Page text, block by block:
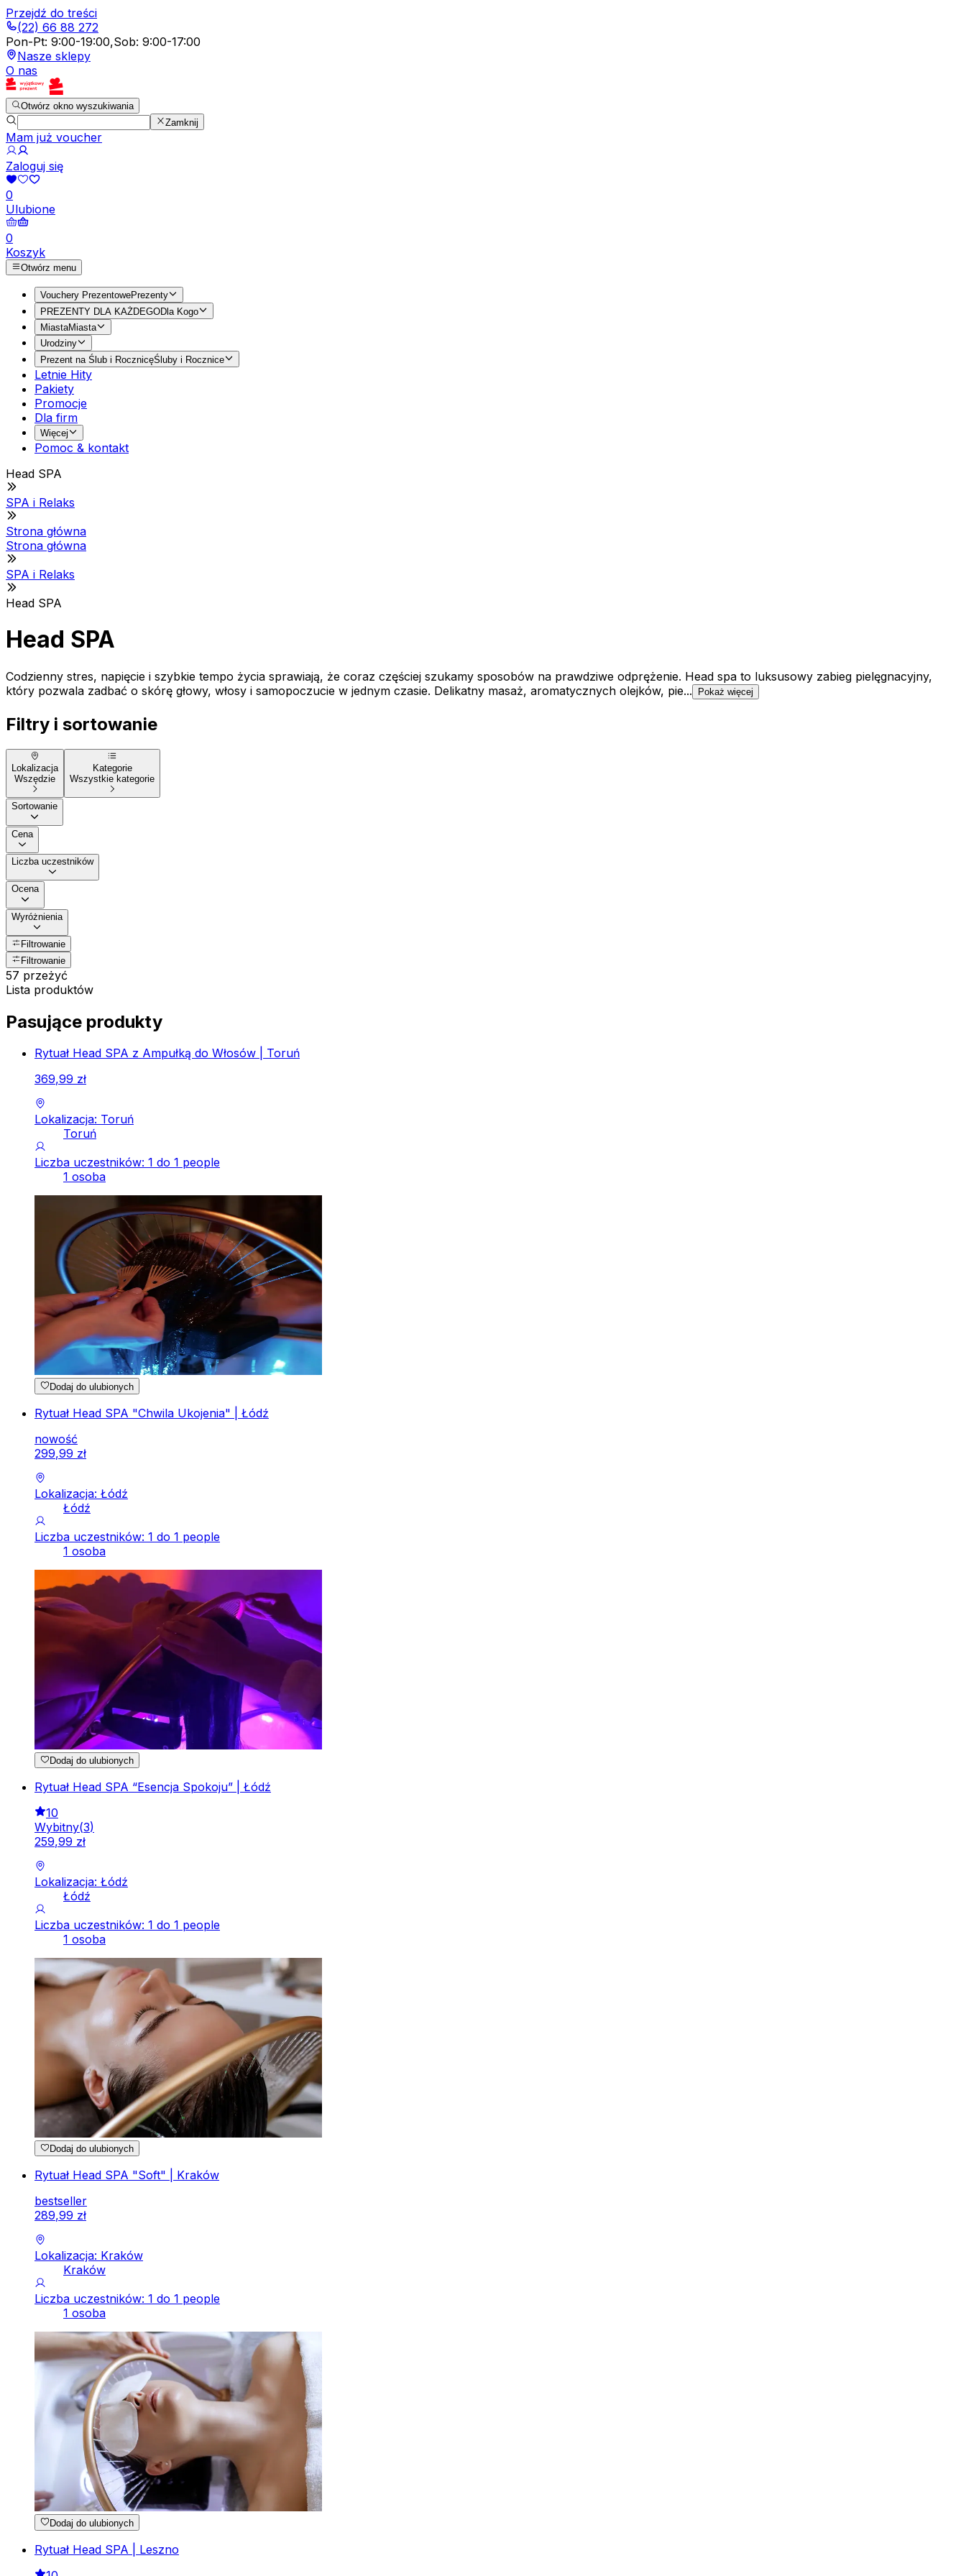
Przejdź do treści
(22) 66 88 272
Pon-Pt: 9:00-19:00,Sob: 9:00-17:00
Nasze sklepy
O nas
Otwórz okno wyszukiwania
Zamknij
Mam już voucher
Zaloguj się
0
Ulubione
0
Koszyk
Otwórz menu
Vouchery PrezentowePrezenty
PREZENTY DLA KAŻDEGODla Kogo
MiastaMiasta
Urodziny
Prezent na Ślub i RocznicęŚluby i Rocznice
Letnie Hity
Pakiety
Promocje
Dla firm
Więcej
Pomoc & kontakt
Head SPA
SPA i Relaks
Strona główna
Strona główna
SPA i Relaks
Head SPA
Head SPA
Codzienny stres, napięcie i szybkie tempo życia sprawiają, że coraz częściej szukamy sposobów na prawdziwe odprężenie. Head spa to luksusowy zabieg pielęgnacyjny,
który pozwala zadbać o skórę głowy, włosy i samopoczucie w jednym czasie. Delikatny masaż, aromatycznych olejków, pie...
Pokaż więcej
Filtry i sortowanie
Lokalizacja
Wszędzie
Kategorie
Wszystkie kategorie
Sortowanie
Cena
Liczba uczestników
Ocena
Wyróżnienia
Filtrowanie
Filtrowanie
57 przeżyć
Lista produktów
Pasujące produkty
Rytuał Head SPA z Ampułką do Włosów | Toruń
369,99 zł
Lokalizacja: Toruń
Toruń
Liczba uczestników: 1 do 1 people
1 osoba
Dodaj do ulubionych
Rytuał Head SPA "Chwila Ukojenia" | Łódź
nowość
299,99 zł
Lokalizacja: Łódź
Łódź
Liczba uczestników: 1 do 1 people
1 osoba
Dodaj do ulubionych
Rytuał Head SPA “Esencja Spokoju” | Łódź
10
Wybitny(3)
259,99 zł
Lokalizacja: Łódź
Łódź
Liczba uczestników: 1 do 1 people
1 osoba
Dodaj do ulubionych
Rytuał Head SPA "Soft" | Kraków
bestseller
289,99 zł
Lokalizacja: Kraków
Kraków
Liczba uczestników: 1 do 1 people
1 osoba
Dodaj do ulubionych
Rytuał Head SPA | Leszno